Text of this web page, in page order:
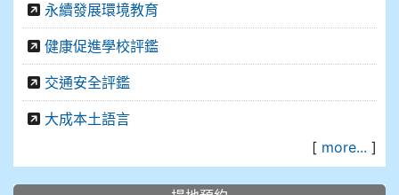
永續發展環境教育
健康促進學校評鑑
交通安全評鑑
大成本土語言
[ more... ]